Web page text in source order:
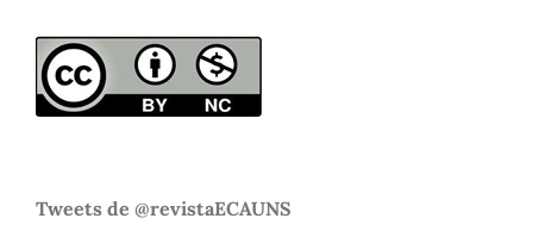
Tweets de @revistaECAUNS